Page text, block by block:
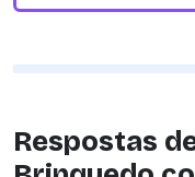
Respostas